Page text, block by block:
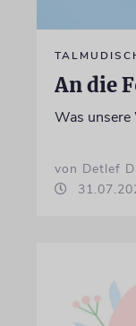
An die
Was
von Detlef